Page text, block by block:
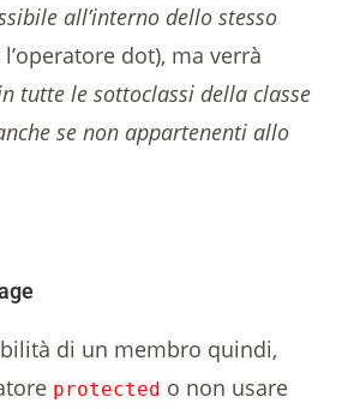
all’interno dello stesso
dot), ma verrà
tutte le sottoclassi della classe
se non appartenenti allo
di un membro quindi,
protected o non usare